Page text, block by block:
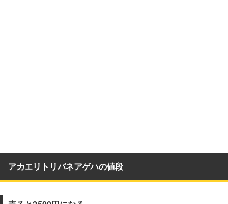
アカエリトリバネアゲハの値段